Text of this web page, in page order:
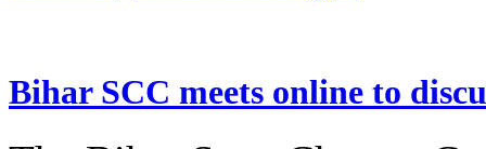
Bihar SCC meets online to